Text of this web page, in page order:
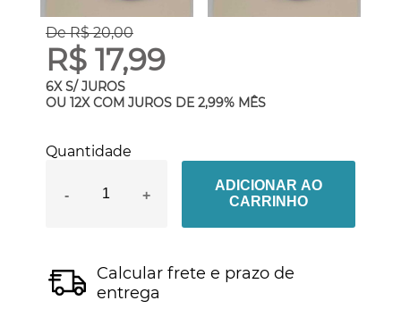
De R$ 20,00
R$ 17,99
6X S/ JUROS
OU 12X COM JUROS DE 2,99% MÊS
Quantidade
- +
ADICIONAR AO
CARRINHO
Calcular frete e prazo de
entrega